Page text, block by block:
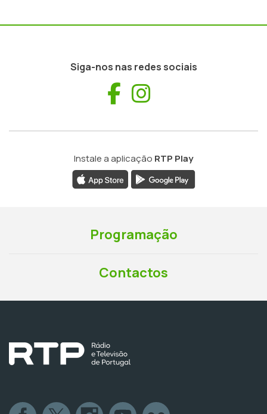
Siga-nos nas redes sociais
Facebook
Instale a aplicação RTP Play
Programação
Contactos